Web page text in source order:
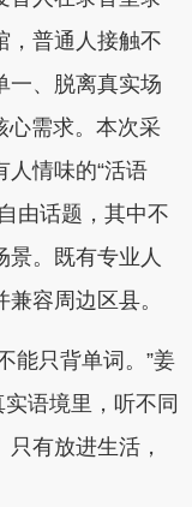
，普通人接触不
一、脱离真实场
心需求。本次采
人情味的“活语
由话题，其中不
景。既有专业人
容周边区县。
只背单词。”姜
实语境里，听不同
有放进生活，